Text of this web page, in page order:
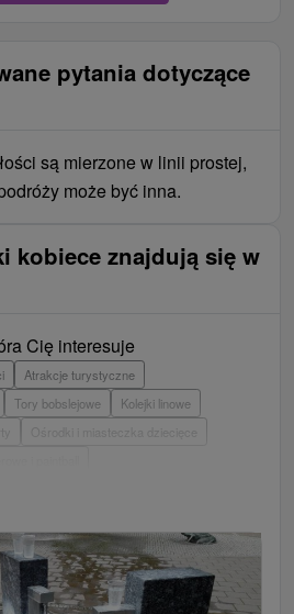
pytania dotyczące
są mierzone w linii prostej,
może być inna.
kobiece znajdują się w
Cię interesuje
Atrakcje turystyczne
Tory bobslejowe
Kolejki linowe
i zamkowe
Tarcze
Zabytki techniki
Pomniki